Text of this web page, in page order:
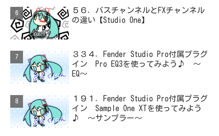
５６．バスチャンネルとFXチャンネル
の違い【Studio One】
３３４．Fender Studio Pro付属プラグ
イン Pro EQ3を使ってみよう♪ ～
EQ～
１９１．Fender Studio Pro付属プラグ
イン Sample One XTを使ってみよう
♪ ～サンプラー～